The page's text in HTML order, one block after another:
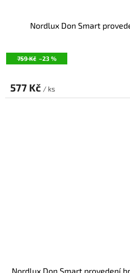
759 Kč –23 %
Nordlux Don Smart
577 Kč / ks
Nordlux Don Smart provedení